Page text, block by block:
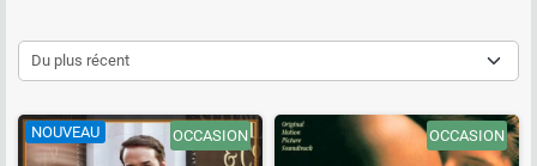
Du plus récent
NOUVEAU OCCASION OCCASION